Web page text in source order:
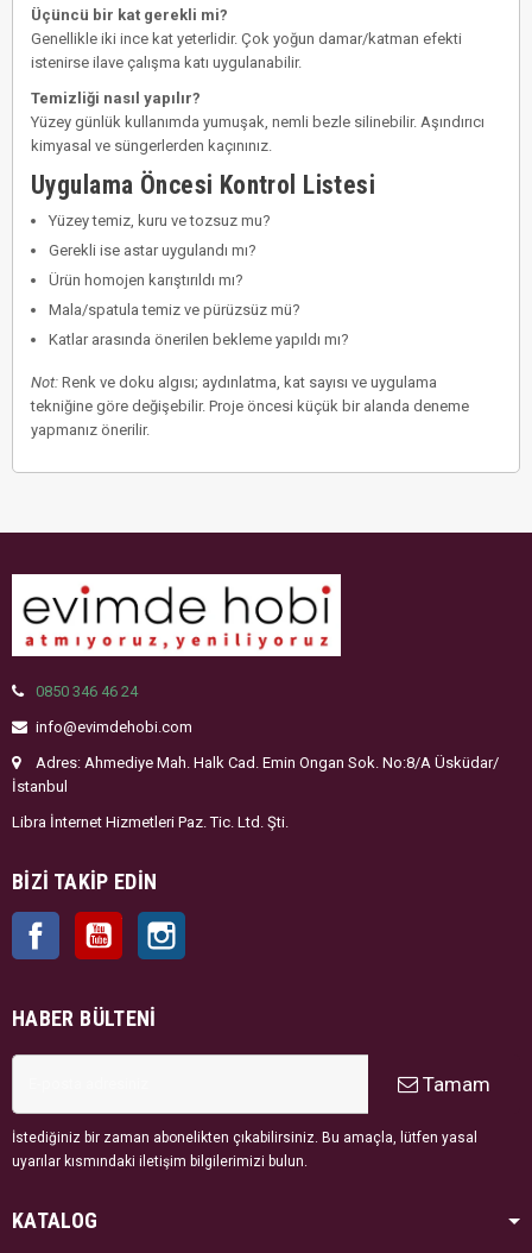
Üçüncü bir kat gerekli mi?
Genellikle iki ince kat yeterlidir. Çok yoğun damar/katman efekti
istenirse ilave çalışma katı uygulanabilir.
Temizliği nasıl yapılır?
Yüzey günlük kullanımda yumuşak, nemli bezle silinebilir. Aşındırıcı
kimyasal ve süngerlerden kaçınınız.
Uygulama Öncesi Kontrol Listesi
Yüzey temiz, kuru ve tozsuz mu?
Gerekli ise astar uygulandı mı?
Ürün homojen karıştırıldı mı?
Mala/spatula temiz ve pürüzsüz mü?
Katlar arasında önerilen bekleme yapıldı mı?
Not: Renk ve doku algısı; aydınlatma, kat sayısı ve uygulama
tekniğine göre değişebilir. Proje öncesi küçük bir alanda deneme
yapmanız önerilir.
0850 346 46 24
info@evimdehobi.com
Adres: Ahmediye Mah. Halk Cad. Emin Ongan Sok. No:8/A Üsküdar/
İstanbul
Libra İnternet Hizmetleri Paz. Tic. Ltd. Şti.
BIZI TAKIP EDIN
Facebook YouTube
HABER BÜLTENI
Tamam
İstediğiniz bir zaman abonelikten çıkabilirsiniz. Bu amaçla, lütfen yasal
uyarılar kısmındaki iletişim bilgilerimizi bulun.
KATALOG